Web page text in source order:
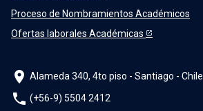
Proceso de Nombramientos Académicos
Ofertas laborales Académicas
location_on Alameda 340, 4to piso - Santiago - Chile
phone (+56-9) 5504 2412